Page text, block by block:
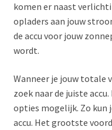
komen er naast
opladers aan jouw
de accu voor jouw
wordt.
Wanneer je jouw totale
zoek naar de juiste
opties mogelijk. Zo kun
accu. Het grootste